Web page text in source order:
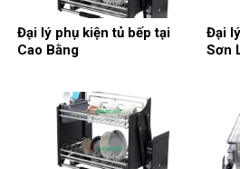
Đại lý phụ kiện tủ bếp tại
Cao Bằng
Đại
Sơn